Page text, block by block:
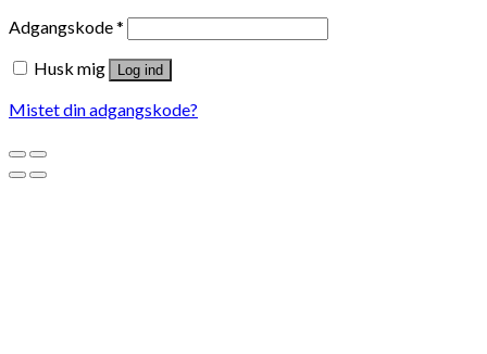
Adgangskode*
Husk mig
Log ind
Mistet din adgangskode?